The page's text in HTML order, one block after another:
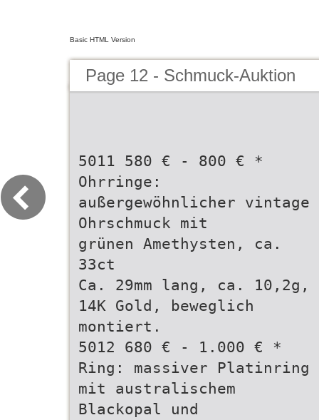
Basic HTML Version
Page 12 - Schmuck-Auktion
5011 580 € - 800 € *
Ohrringe:
außergewöhnlicher vintage
Ohrschmuck mit
grünen Amethysten, ca.
33ct
Ca. 29mm lang, ca. 10,2g,
14K Gold, beweglich
montiert.
5012 680 € - 1.000 € *
Ring: massiver Platinring
mit australischem
Blackopal und